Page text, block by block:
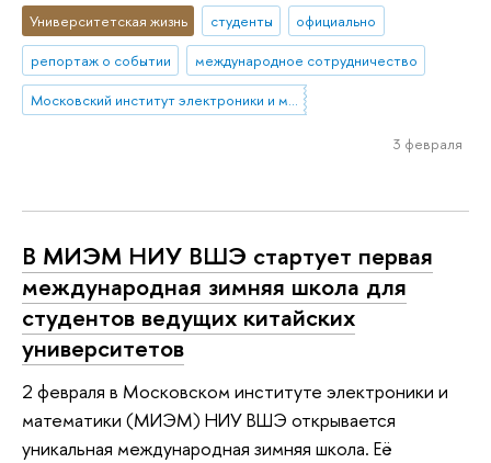
Университетская жизнь студенты
официально
репортаж о событии
международное сотрудничество
Московский институт электроники и математики им. А.Н. Тихонова
3 февраля
В МИЭМ НИУ ВШЭ стартует первая
международная зимняя школа для
студентов ведущих китайских
университетов
2 февраля в Московском институте электроники и
математики (МИЭМ) НИУ ВШЭ открывается
уникальная международная зимняя школа. Её